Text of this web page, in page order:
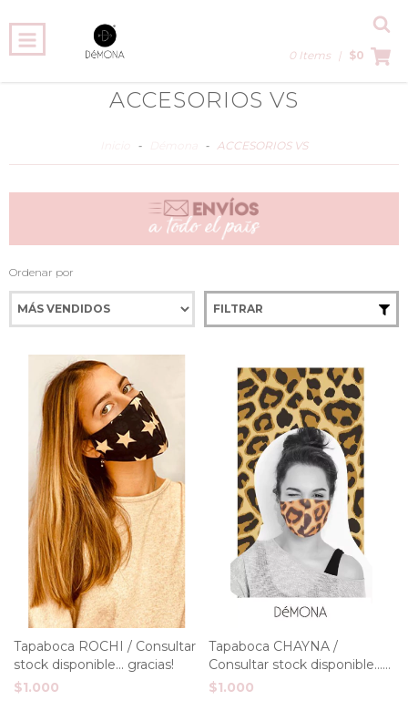
0 Items | $0
ACCESORIOS VS
- - ACCESORIOS VS
Ordenar por
FILTRAR
Tapaboca ROCHI / Consultar
stock disponible... gracias!
$1.000
Tapaboca CHAYNA /
Consultar stock disponible...
gracias!
$1.000